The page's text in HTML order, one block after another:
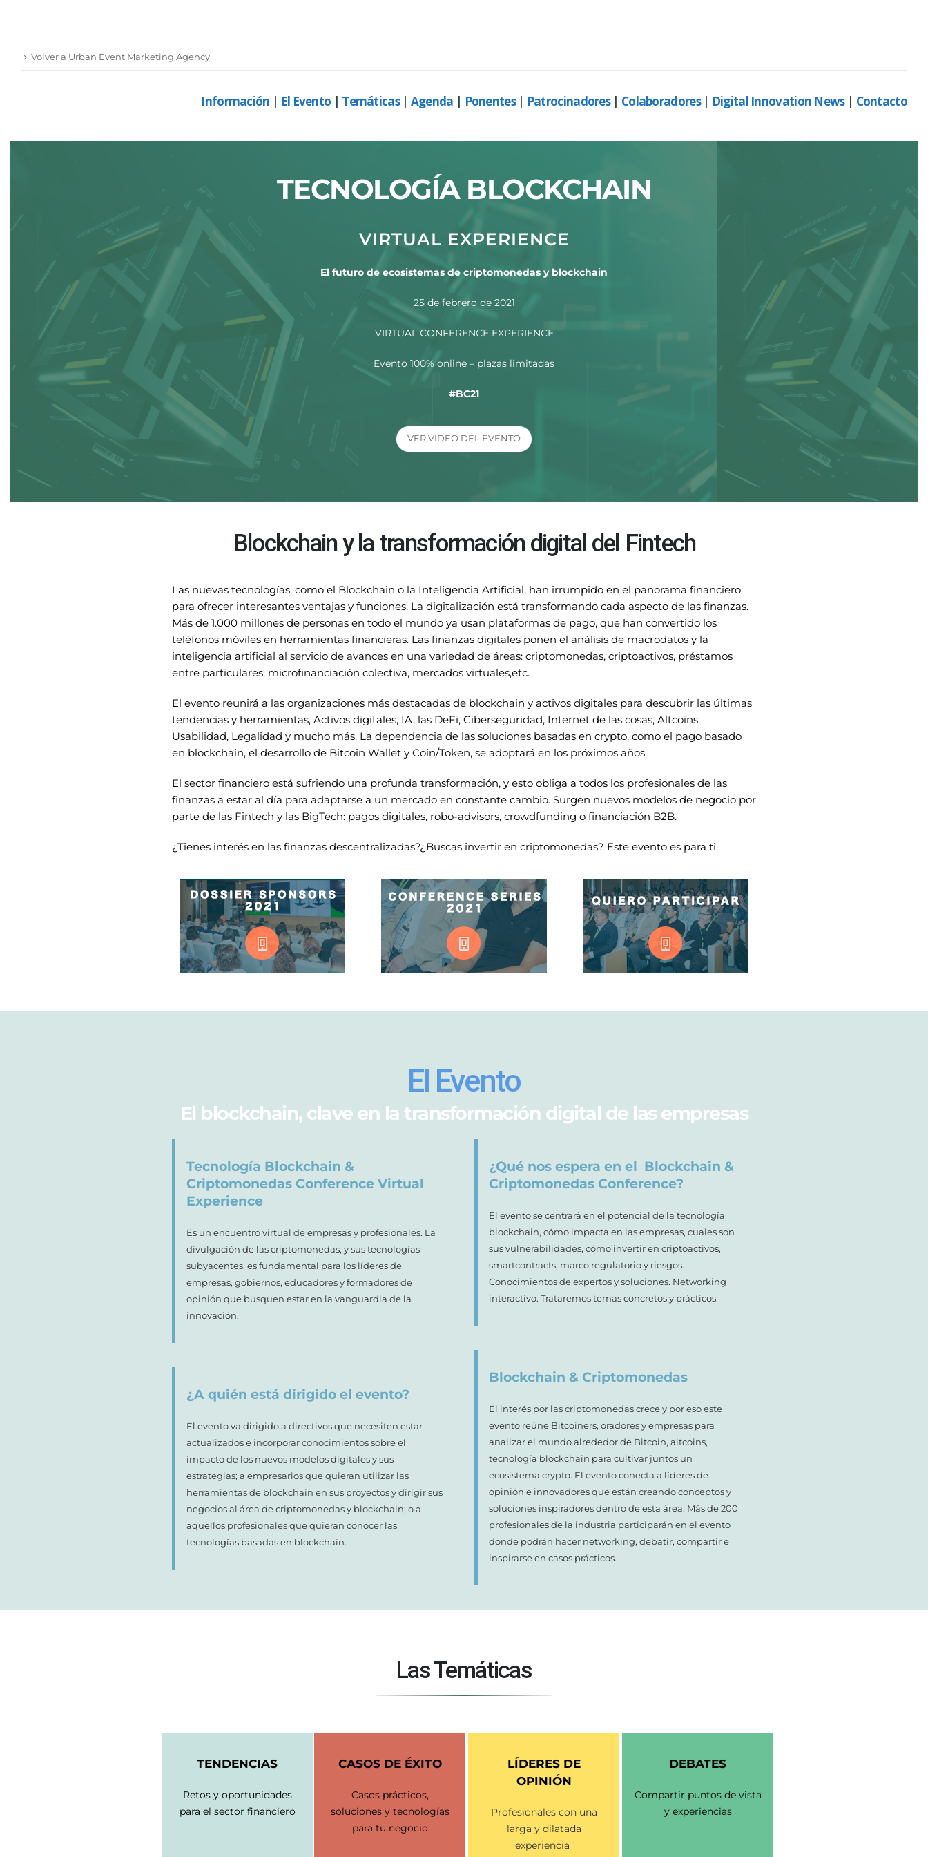
Volver a Urban Event Marketing Agency
Información | El Evento | Temáticas| Agenda | Ponentes| Patrocinadores| Colaboradores| Digital Innovation News| Contacto
TECNOLOGÍA BLOCKCHAIN
VIRTUAL EXPERIENCE
El futuro de ecosistemas de criptomonedas y blockchain
25 de febrero de 2021
VIRTUAL CONFERENCE EXPERIENCE
Evento 100% online – plazas limitadas
#BC21
VER VIDEO DEL EVENTO
Blockchain y la transformación digital del Fintech
Las nuevas tecnologías, como el Blockchain o la Inteligencia Artificial, han irrumpido en el panorama financiero
para ofrecer interesantes ventajas y funciones. La digitalización está transformando cada aspecto de las finanzas.
Más de 1.000 millones de personas en todo el mundo ya usan plataformas de pago, que han convertido los
teléfonos móviles en herramientas financieras. Las finanzas digitales ponen el análisis de macrodatos y la
inteligencia artificial al servicio de avances en una variedad de áreas: criptomonedas, criptoactivos, préstamos
entre particulares, microfinanciación colectiva, mercados virtuales,etc.
El evento reunirá a las organizaciones más destacadas de blockchain y activos digitales para descubrir las últimas
tendencias y herramientas, Activos digitales, IA, las DeFi, Ciberseguridad, Internet de las cosas, Altcoins,
Usabilidad, Legalidad y mucho más. La dependencia de las soluciones basadas en crypto, como el pago basado
en blockchain, el desarrollo de Bitcoin Wallet y Coin/Token, se adoptará en los próximos años.
El sector financiero está sufriendo una profunda transformación, y esto obliga a todos los profesionales de las
finanzas a estar al día para adaptarse a un mercado en constante cambio. Surgen nuevos modelos de negocio por
parte de las Fintech y las BigTech: pagos digitales, robo-advisors, crowdfunding o financiación B2B.
¿Tienes interés en las finanzas descentralizadas?¿Buscas invertir en criptomonedas? Este evento es para ti.
El Evento
El blockchain, clave en la transformación digital de las empresas
Tecnología Blockchain &
Criptomonedas Conference Virtual
Experience
Es un encuentro virtual de empresas y profesionales. La
divulgación de las criptomonedas, y sus tecnologías
subyacentes, es fundamental para los líderes de
empresas, gobiernos, educadores y formadores de
opinión que busquen estar en la vanguardia de la
innovación.
¿A quién está dirigido el evento?
El evento va dirigido a directivos que necesiten estar
actualizados e incorporar conocimientos sobre el
impacto de los nuevos modelos digitales y sus
estrategias; a empresarios que quieran utilizar las
herramientas de blockchain en sus proyectos y dirigir sus
negocios al área de criptomonedas y blockchain; o a
aquellos profesionales que quieran conocer las
tecnologías basadas en blockchain.
¿Qué nos espera en el Blockchain &
Criptomonedas Conference?
El evento se centrará en el potencial de la tecnología
blockchain, cómo impacta en las empresas, cuales son
sus vulnerabilidades, cómo invertir en criptoactivos,
smartcontracts, marco regulatorio y riesgos.
Conocimientos de expertos y soluciones. Networking
interactivo. Trataremos temas concretos y prácticos.
Blockchain & Criptomonedas
El interés por las criptomonedas crece y por eso este
evento reúne Bitcoiners, oradores y empresas para
analizar el mundo alrededor de Bitcoin, altcoins,
tecnología blockchain para cultivar juntos un
ecosistema crypto. El evento conecta a líderes de
opinión e innovadores que están creando conceptos y
soluciones inspiradores dentro de esta área. Más de 200
profesionales de la industria participarán en el evento
donde podrán hacer networking, debatir, compartir e
inspirarse en casos prácticos.
Las Temáticas
TENDENCIAS
Retos y oportunidades
para el sector financiero
CASOS DE ÉXITO
Casos prácticos,
soluciones y tecnologías
para tu negocio
LÍDERESDE
OPINIÓN
Profesionales con una
larga y dilatada
experiencia
DEBATES
Compartir puntos de vista
y experiencias